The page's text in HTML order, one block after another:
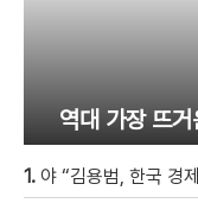
역대 가장 뜨
1. 야 “김용범, 한국 경